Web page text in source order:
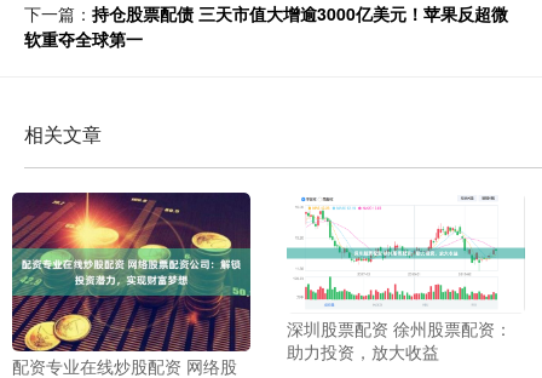
下一篇： 持仓股票配债 三天市值大增逾3000亿美元！苹果反超微
软重夺全球第一
相关文章
配资专业在线炒股配资 网络股
深圳股票配资 徐州股票配资：
助力投资，放大收益